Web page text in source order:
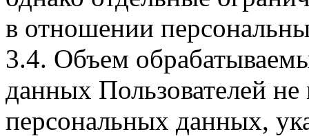
в отношении
3.4. Объем
данных Пользователей
персональных данных,